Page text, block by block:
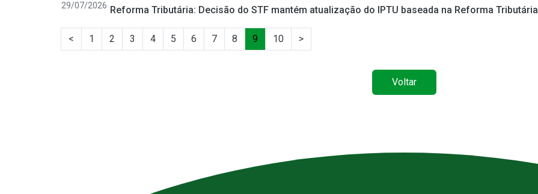
29/07/2026 Reforma Tributária: Decisão do STF mantém atualização do IPTU baseada na Reforma Tributária
< 1 2 3 4 5 6 7 8 9 10 >
Voltar